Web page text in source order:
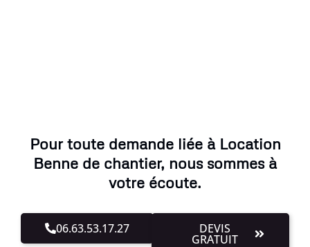
Pour toute demande liée à Location
Benne de chantier, nous sommes à
votre écoute.
06.63.53.17.27 DEVIS
GRATUIT